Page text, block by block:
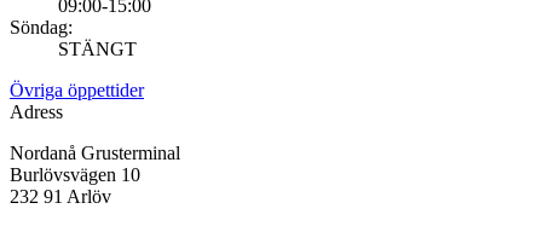
09:00-15:00
Söndag:
STÄNGT
Övriga öppettider
Adress
Nordanå Grusterminal
Burlövsvägen 10
232 91 Arlöv